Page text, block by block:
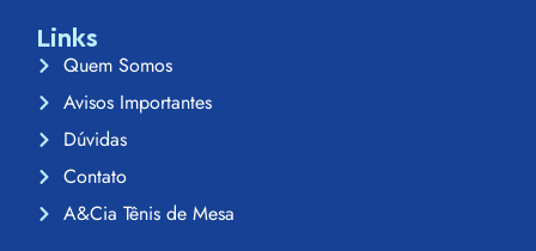
Links
Quem Somos
Avisos Importantes
Dúvidas
Contato
A&Cia Tênis de Mesa